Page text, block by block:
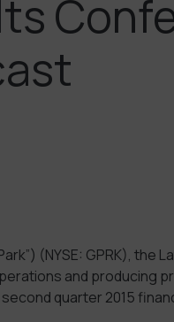
(NYSE: GPRK), the
and producing
quarter 2015